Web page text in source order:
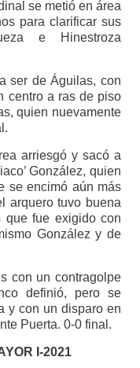
se metió en área
para clarificar sus
e Hinestroza
ser de Águilas, con
centro a ras de piso
quien nuevamente
arriesgó y sacó a
González, quien
se encimó aún más
arquero tuvo buena
que fue exigido con
González y de
con un contragolpe
definió, pero se
y con un disparo en
Puerta. 0-0 final.
I-2021